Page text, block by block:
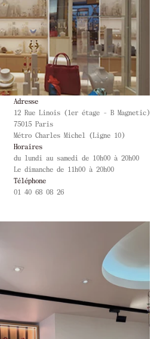
Adresse
12 Rue Linois (1er étage - B Magnetic)
75015 Paris
Métro Charles Michel (Ligne 10)
Horaires
du lundi au samedi de 10h00 à 20h00
Le dimanche de 11h00 à 20h00
Téléphone
01 40 68 08 26